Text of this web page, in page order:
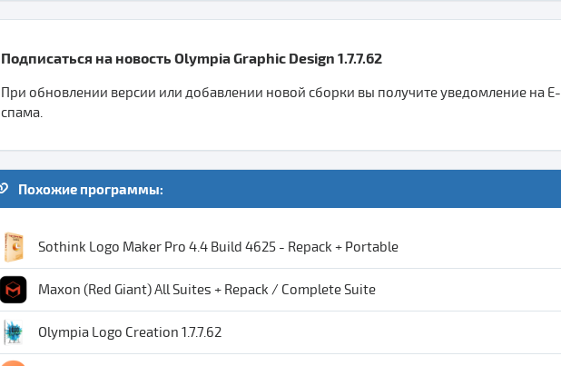
Подписаться на новость Olympia Graphic Design 1.7.7.62
При обновлении версии или добавлении новой сборки вы получите уведомление на
спама.
Похожие программы:
Sothink Logo Maker Pro 4.4 Build 4625 - Repack + Portable
Maxon (Red Giant) All Suites + Repack / Complete Suite
Olympia Logo Creation 1.7.7.62